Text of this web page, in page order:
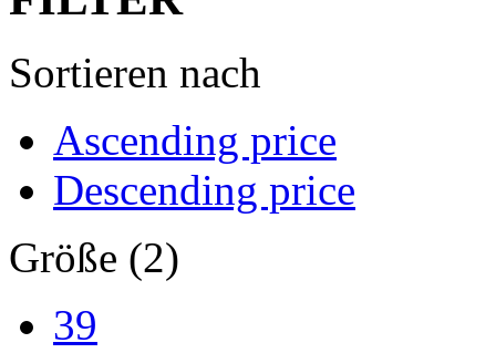
Sortieren nach
Ascending price
Descending price
Größe (2)
39